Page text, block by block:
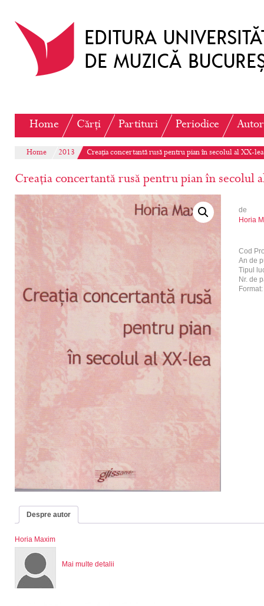
Home Cărți Partituri Periodice
Home 2013 Creația concertantă rusă pentru pian în secolul al XX-lea
Creația concertantă rusă pentru pian în secolul
de
Horia
Cod
An de
Tipul
Nr. de
Format:
Despre autor
Horia Maxim
Mai multe detalii